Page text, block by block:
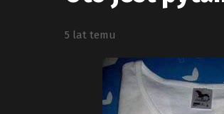
5 lat temu